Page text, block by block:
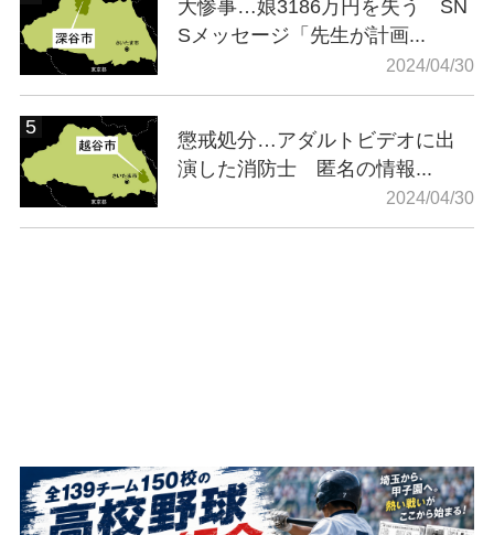
大惨事…娘3186万円を失う SN
Sメッセージ「先生が計画...
2024/04/30
懲戒処分…アダルトビデオに出
演した消防士 匿名の情報...
2024/04/30